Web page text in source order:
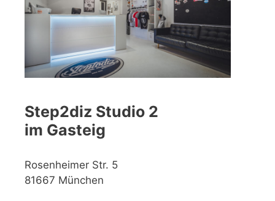
Step2diz Studio 2
im Gasteig
Rosenheimer Str. 5
81667 München